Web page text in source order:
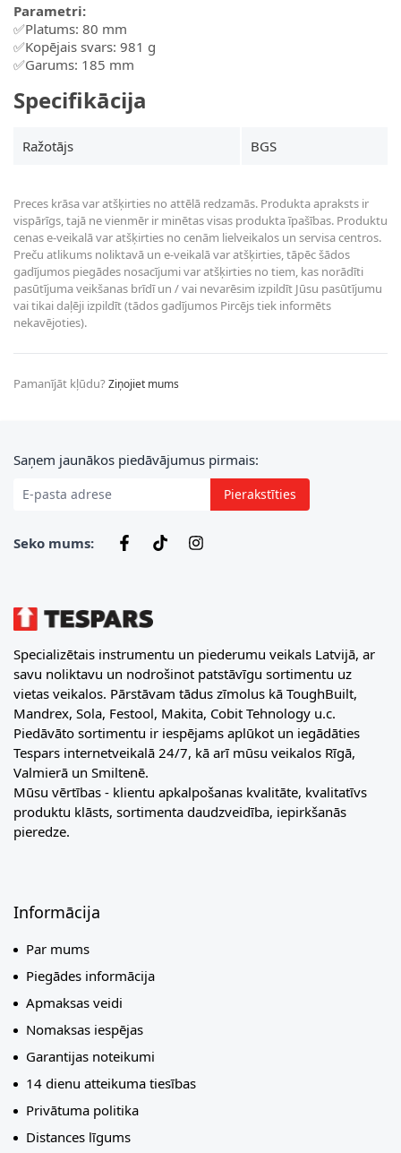
Parametri:
✅Platums: 80 mm
✅Kopējais svars: 981 g
✅Garums: 185 mm
Specifikācija
Ražotājs BGS
Preces krāsa var atšķirties no attēlā redzamās. Produkta apraksts ir
vispārīgs, tajā ne vienmēr ir minētas visas produkta īpašības. Produktu
cenas e-veikalā var atšķirties no cenām lielveikalos un servisa centros.
Preču atlikums noliktavā un e-veikalā var atšķirties, tāpēc šādos
gadījumos piegādes nosacījumi var atšķirties no tiem, kas norādīti
pasūtījuma veikšanas brīdī un / vai nevarēsim izpildīt Jūsu pasūtījumu
vai tikai daļēji izpildīt (tādos gadījumos Pircējs tiek informēts
nekavējoties).
Pamanījāt kļūdu?Ziņojiet mums
E-pasta adrese
Saņem jaunākos piedāvājumus pirmais:
Pierakstīties
Seko mums:
Specializētais instrumentu un piederumu veikals Latvijā, ar
savu noliktavu un nodrošinot patstāvīgu sortimentu uz
vietas veikalos. Pārstāvam tādus zīmolus kā ToughBuilt,
Mandrex, Sola, Festool, Makita, Cobit Tehnology u.c.
Piedāvāto sortimentu ir iespējams aplūkot un iegādāties
Tespars internetveikalā 24/7, kā arī mūsu veikalos Rīgā,
Valmierā un Smiltenē.
Mūsu vērtības - klientu apkalpošanas kvalitāte, kvalitatīvs
produktu klāsts, sortimenta daudzveidība, iepirkšanās
pieredze.
Informācija
Par mums
Piegādes informācija
Apmaksas veidi
Nomaksas iespējas
Garantijas noteikumi
14 dienu atteikuma tiesības
Privātuma politika
Distances līgums